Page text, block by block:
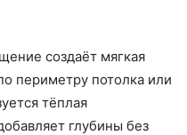
создаёт мягкая
периметру потолка или
тёплая
глубины без